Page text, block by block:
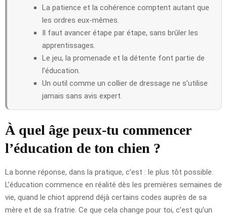
La patience et la cohérence comptent autant que
les ordres eux-mêmes.
Il faut avancer étape par étape, sans brûler les
apprentissages.
Le jeu, la promenade et la détente font partie de
l’éducation.
Un outil comme un collier de dressage ne s’utilise
jamais sans avis expert.
À quel âge peux-tu commencer
l’éducation de ton chien ?
La bonne réponse, dans la pratique, c’est : le plus tôt possible.
L’éducation commence en réalité dès les premières semaines de
vie, quand le chiot apprend déjà certains codes auprès de sa
mère et de sa fratrie. Ce que cela change pour toi, c’est qu’un